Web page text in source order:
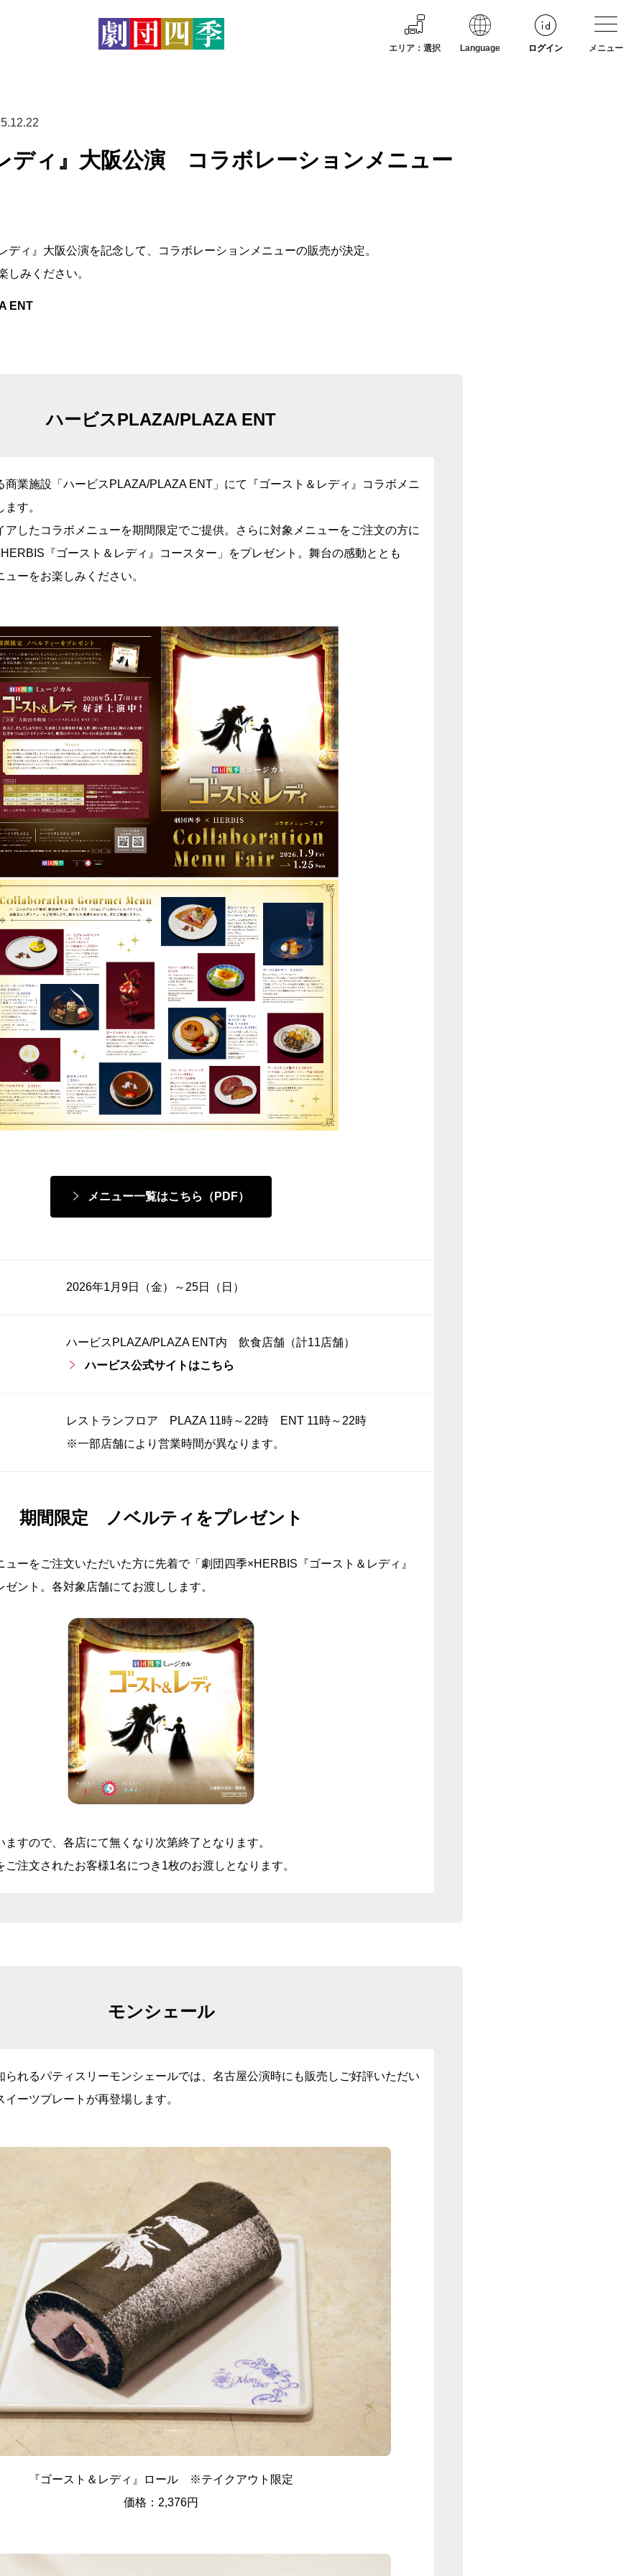
エリア ： 選択 Language ログイン メニュー
ディ』大阪公演 コラボレーションメニュー
ディ』大阪公演を記念して、コラボレーションメニューの販売が決定。
しみください。
ENT
ハービスPLAZA/PLAZA ENT
商業施設「ハービスPLAZA/PLAZA ENT」にて『ゴースト＆レディ』コラボメニ
す。
アしたコラボメニューを期間限定でご提供。さらに対象メニューをご注文の方に
『ゴースト＆レディ』コースター」をプレゼント。舞台の感動ととも
ーをお楽しみください。
メニュー一覧はこちら（PDF）
2026年1月9日（金）～25日（日）
ハービスPLAZA/PLAZA ENT内 飲食店舗（計11店舗）
ハービス公式サイトはこちら
レストランフロア PLAZA 11時～22時 ENT 11時～22時
※一部店舗により営業時間が異なります。
期間限定 ノベルティをプレゼント
ューをご注文いただいた方に先着で「劇団四季×HERBIS『ゴースト＆レディ』
ント。各対象店舗にてお渡しします。
すので、各店にて無くなり次第終了となります。
注文されたお客様1名につき1枚のお渡しとなります。
モンシェール
られるパティスリーモンシェールでは、名古屋公演時にも販売しご好評いただい
ーツプレートが再登場します。
『ゴースト＆レディ』ロール ※テイクアウト限定
価格：2,376円